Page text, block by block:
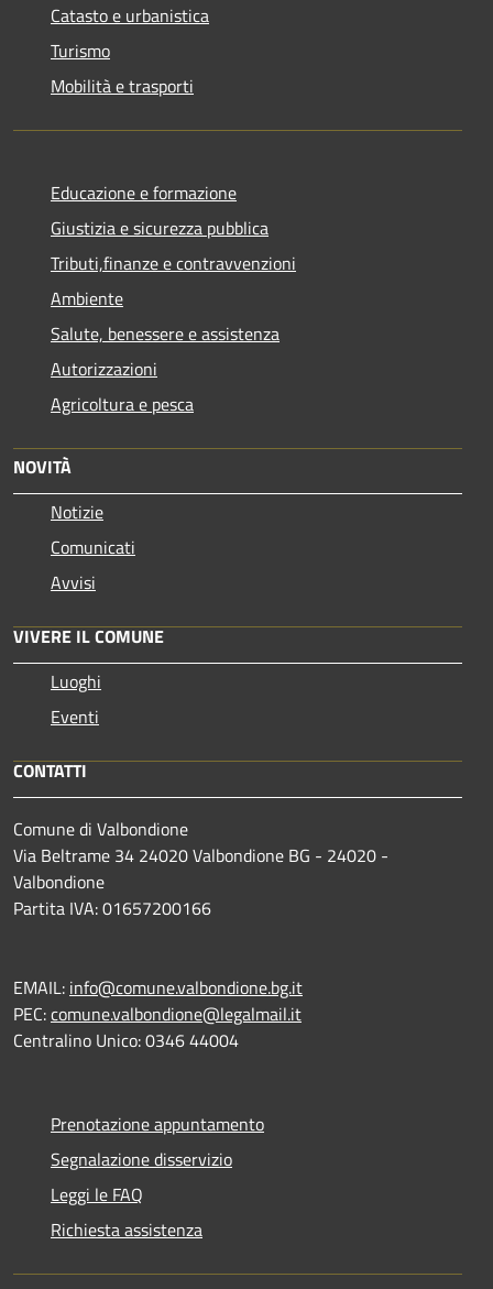
Catasto e urbanistica
Turismo
Mobilità e trasporti
Educazione e formazione
Giustizia e sicurezza pubblica
Tributi,finanze e contravvenzioni
Ambiente
Salute, benessere e assistenza
Autorizzazioni
Agricoltura e pesca
NOVITÀ
Notizie
Comunicati
Avvisi
VIVERE IL COMUNE
Luoghi
Eventi
CONTATTI
Comune di Valbondione
Via Beltrame 34 24020 Valbondione BG - 24020 -
Valbondione
Partita IVA: 01657200166
EMAIL: info@comune.valbondione.bg.it
PEC:comune.valbondione@legalmail.it
Centralino Unico: 0346 44004
Prenotazione appuntamento
Segnalazione disservizio
Leggi le FAQ
Richiesta assistenza